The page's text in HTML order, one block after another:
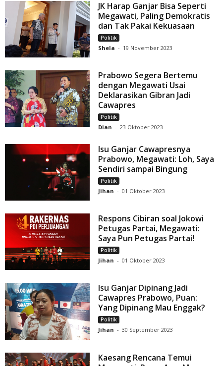
JK Harap Ganjar Bisa Seperti
Megawati, Paling Demokratis
dan Tak Pakai Kekuasaan
Politik
Shela - 19 November 2023
Prabowo Segera Bertemu
dengan Megawati Usai
Deklarasikan Gibran Jadi
Cawapres
Politik
Dian - 23 Oktober 2023
Isu Ganjar Cawapresnya
Prabowo, Megawati: Loh, Saya
Sendiri sampai Bingung
Politik
Jihan - 01 Oktober 2023
Respons Cibiran soal Jokowi
Petugas Partai, Megawati:
Saya Pun Petugas Partai!
Politik
Jihan - 01 Oktober 2023
Isu Ganjar Dipinang Jadi
Cawapres Prabowo, Puan:
Yang Dipinang Mau Enggak?
Politik
Jihan - 30 September 2023
Kaesang Rencana Temui